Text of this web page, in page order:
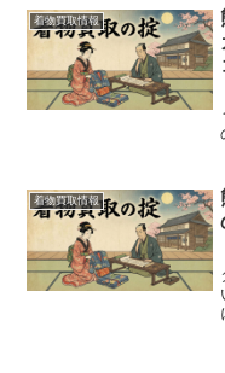
着物買取情報
着物買取情報